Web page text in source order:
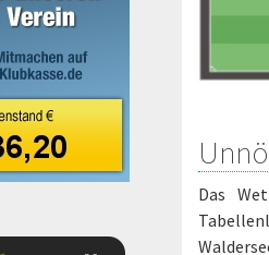
Das